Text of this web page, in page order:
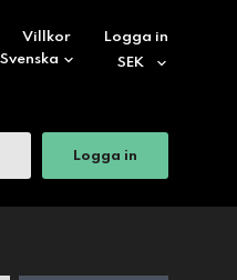
Villkor Logga in
Logga in